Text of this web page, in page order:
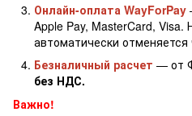
Онлайн-оплата WayForPay
Apple Pay, MasterCard, Visa.
автоматически отменяется
Безналичный расчет — от
без НДС.
Важно!